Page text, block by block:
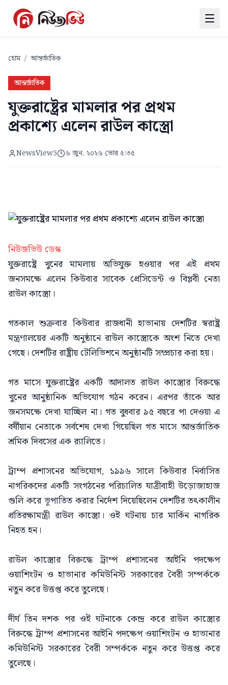
হোম / আন্তর্জাতিক
আন্তর্জাতিক
যুক্তরাষ্ট্রের মামলার পর প্রথম
প্রকাশ্যে এলেন রাউল কাস্ত্রো
NewsView5 ৬ জুন, ২০২৬ ভোর ৫:৩৫
নিউজভিউ ডেস্ক
যুক্তরাষ্ট্রে খুনের মামলায় অভিযুক্ত হওয়ার পর এই প্রথম
জনসমক্ষে এলেন কিউবার সাবেক প্রেসিডেন্ট ও বিপ্লবী নেতা
রাউল কাস্ত্রো।
গতকাল শুক্রবার কিউবার রাজধানী হাভানায় দেশটির স্বরাষ্ট্র
মন্ত্রণালয়ের একটি অনুষ্ঠানে রাউল কাস্ত্রোকে অংশ নিতে দেখা
গেছে। দেশটির রাষ্ট্রীয় টেলিভিশনে অনুষ্ঠানটি সম্প্রচার করা হয়।
গত মাসে যুক্তরাষ্ট্রের একটি আদালত রাউল কাস্ত্রোর বিরুদ্ধে
খুনের আনুষ্ঠানিক অভিযোগ গঠন করেন। এরপর তাঁকে আর
জনসমক্ষে দেখা যাচ্ছিল না। গত বুধবার ৯৫ বছরে পা দেওয়া এ
বর্ষীয়ান নেতাকে সর্বশেষ দেখা গিয়েছিল গত মাসে আন্তর্জাতিক
শ্রমিক দিবসের এক র‍্যালিতে।
ট্রাম্প প্রশাসনের অভিযোগ, ১৯৯৬ সালে কিউবার নির্বাসিত
নাগরিকদের একটি সংগঠনের পরিচালিত যাত্রীবাহী উড়োজাহাজ
গুলি করে ভূপাতিত করার নির্দেশ দিয়েছিলেন দেশটির তৎকালীন
প্রতিরক্ষামন্ত্রী রাউল কাস্ত্রো। ওই ঘটনায় চার মার্কিন নাগরিক
নিহত হন।
রাউল কাস্ত্রোর বিরুদ্ধে ট্রাম্প প্রশাসনের আইনি পদক্ষেপ
ওয়াশিংটন ও হাভানার কমিউনিস্ট সরকারের বৈরী সম্পর্ককে
নতুন করে উত্তপ্ত করে তুলেছে।
দীর্ঘ তিন দশক পর ওই ঘটনাকে কেন্দ্র করে রাউল কাস্ত্রোর
বিরুদ্ধে ট্রাম্প প্রশাসনের আইনি পদক্ষেপ ওয়াশিংটন ও হাভানার
কমিউনিস্ট সরকারের বৈরী সম্পর্ককে নতুন করে উত্তপ্ত করে
তুলেছে।